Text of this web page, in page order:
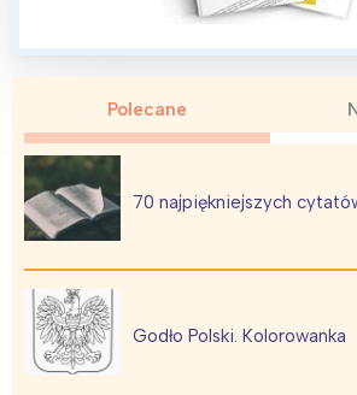
Polecane
70 najpiękniejszych
Godło Polski. Kolorowanka